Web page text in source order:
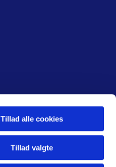
Tillad alle cookies
Tillad valgte